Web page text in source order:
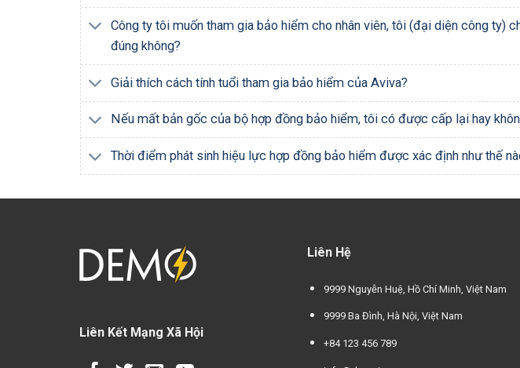
Công ty tôi muốn tham gia bảo hiểm cho nhân viên, tôi (đại diện công ty)
đúng không?
Giải thích cách tính tuổi tham gia bảo hiểm của Aviva?
Nếu mất bản gốc của bộ hợp đồng bảo hiểm, tôi có được cấp lại hay
Thời điểm phát sinh hiệu lực hợp đồng bảo hiểm được xác định như thế
Liên Kết Mạng Xã Hội
Liên Hệ
9999 Nguyễn Huệ, Hồ Chí Minh, Việt Nam
9999 Ba Đình, Hà Nội, Việt Nam
+84 123 456 789